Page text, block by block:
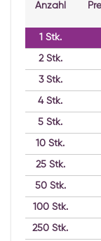
Anzahl
1 Stk.
2Stk.
3Stk.
4Stk.
5 Stk.
10 Stk.
25Stk.
50Stk.
100Stk.
250 Stk.